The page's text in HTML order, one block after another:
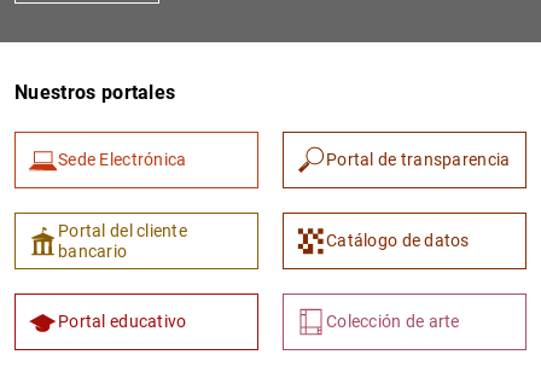
Nuestros portales
Sede Electrónica Portal de transparencia
Portal del cliente
bancario
Catálogo de datos
Portal educativo Colección de arte